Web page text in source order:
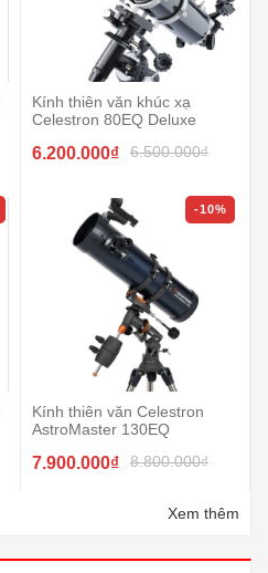
Kính thiên văn khúc xạ
Celestron 80EQ Deluxe
6.200.000₫ 6.500.000₫
-10%
Kính thiên văn Celestron
AstroMaster 130EQ
7.900.000₫ 8.800.000₫
Xem thêm